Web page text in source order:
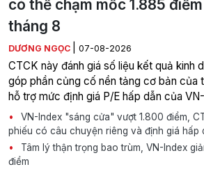
có thể chạm mốc 1.885
tháng 8
DƯƠNG NGỌC 07-08-2026
CTCK này đánh giá số liệu kết quả kinh
góp phần củng cố nền tảng cơ bản của
hỗ trợ mức định giá P/E hấp dẫn của
VN-Index "sáng cửa" vượt 1.800 điểm,
phiếu có câu chuyện riêng và định giá hấp
Tâm lý thận trọng bao trùm, VN-Index
điểm